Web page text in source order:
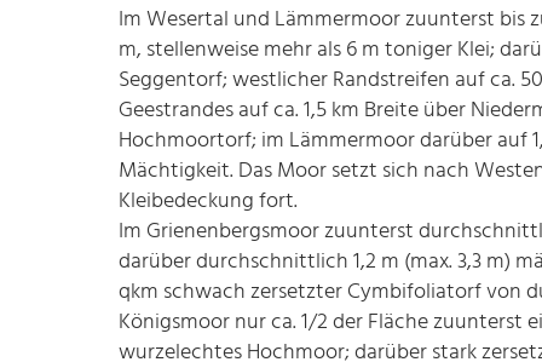
Im Wesertal und Lämmermoor zuunterst bis
m, stellenweise mehr als 6 m toniger Klei;
Seggentorf; westlicher Randstreifen auf ca.
Geestrandes auf ca. 1,5 km Breite über
Hochmoortorf; im Lämmermoor darüber auf
Mächtigkeit. Das Moor setzt sich nach
Kleibedeckung fort.
Im Grienenbergsmoor zuunterst
darüber durchschnittlich 1,2 m (max. 3,3 m)
qkm schwach zersetzter Cymbifoliatorf von
Königsmoor nur ca. 1/2 der Fläche
wurzelechtes Hochmoor; darüber stark